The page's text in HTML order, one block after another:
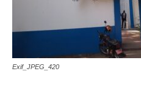
Exif_JPEG_420